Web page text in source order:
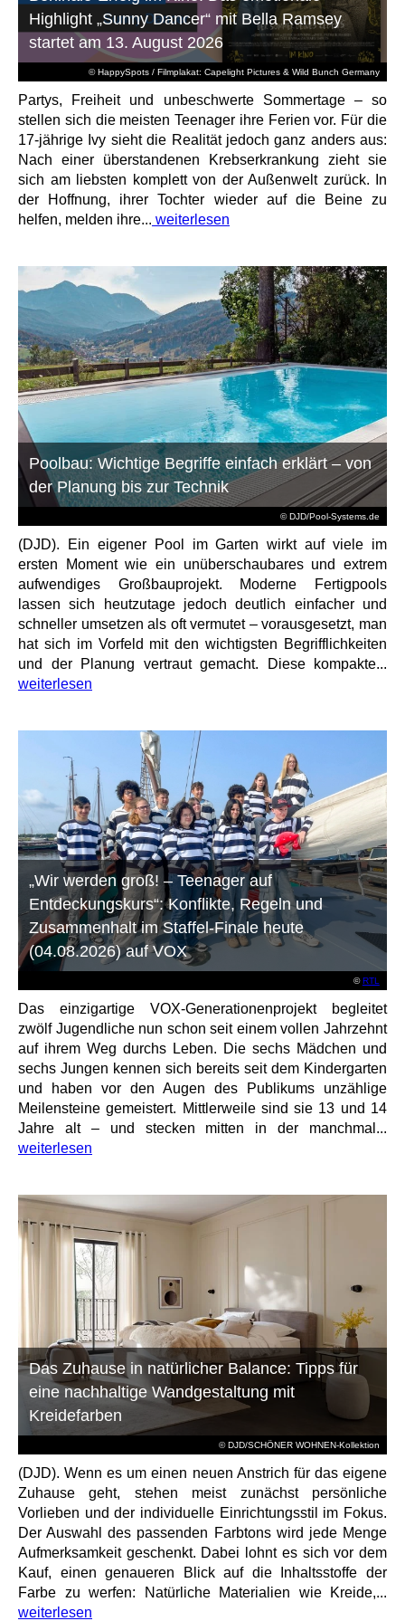
© HappySpots / Filmplakat: Capelight Pictures & Wild Bunch Germany
Highlight „Sunny Dancer“ mit Bella Ramsey
startet am 13. August 2026
Partys, Freiheit und unbeschwerte Sommertage – so
stellen sich die meisten Teenager ihre Ferien vor. Für die
17-jährige Ivy sieht die Realität jedoch ganz anders aus:
Nach einer überstandenen Krebserkrankung zieht sie
sich am liebsten komplett von der Außenwelt zurück. In
der Hoffnung, ihrer Tochter wieder auf die Beine zu
helfen, melden ihre... weiterlesen
© DJD/Pool-Systems.de
Poolbau: Wichtige Begriffe einfach erklärt – von
der Planung bis zur Technik
(DJD). Ein eigener Pool im Garten wirkt auf viele im
ersten Moment wie ein unüberschaubares und extrem
aufwendiges Großbauprojekt. Moderne Fertigpools
lassen sich heutzutage jedoch deutlich einfacher und
schneller umsetzen als oft vermutet – vorausgesetzt, man
hat sich im Vorfeld mit den wichtigsten Begrifflichkeiten
und der Planung vertraut gemacht. Diese kompakte...
weiterlesen
©RTL
„Wir werden groß! – Teenager auf
Entdeckungskurs“: Konflikte, Regeln und
Zusammenhalt im Staffel-Finale heute
(04.08.2026) auf VOX
Das einzigartige VOX-Generationenprojekt begleitet
zwölf Jugendliche nun schon seit einem vollen Jahrzehnt
auf ihrem Weg durchs Leben. Die sechs Mädchen und
sechs Jungen kennen sich bereits seit dem Kindergarten
und haben vor den Augen des Publikums unzählige
Meilensteine gemeistert. Mittlerweile sind sie 13 und 14
Jahre alt – und stecken mitten in der manchmal...
weiterlesen
© DJD/SCHÖNER WOHNEN-Kollektion
Das Zuhause in natürlicher Balance: Tipps für
eine nachhaltige Wandgestaltung mit
Kreidefarben
(DJD). Wenn es um einen neuen Anstrich für das eigene
Zuhause geht, stehen meist zunächst persönliche
Vorlieben und der individuelle Einrichtungsstil im Fokus.
Der Auswahl des passenden Farbtons wird jede Menge
Aufmerksamkeit geschenkt. Dabei lohnt es sich vor dem
Kauf, einen genaueren Blick auf die Inhaltsstoffe der
Farbe zu werfen: Natürliche Materialien wie Kreide,...
weiterlesen